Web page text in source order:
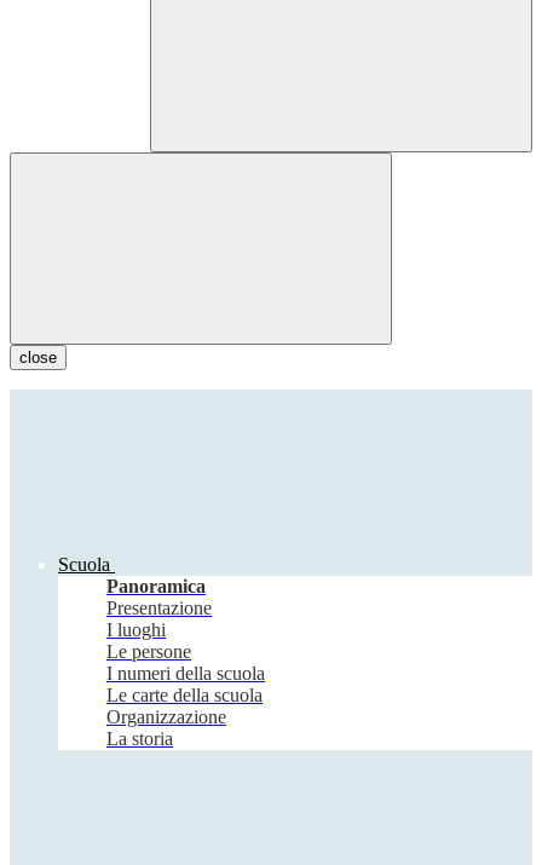
close
Scuola
Panoramica
Presentazione
I luoghi
Le persone
I numeri della scuola
Le carte della scuola
Organizzazione
La storia